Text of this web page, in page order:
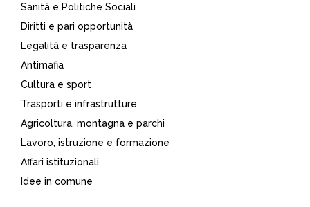
Sanità e Politiche Sociali
Diritti e pari opportunità
Legalità e trasparenza
Antimafia
Cultura e sport
Trasporti e infrastrutture
Agricoltura, montagna e parchi
Lavoro, istruzione e formazione
Affari istituzionali
Idee in comune